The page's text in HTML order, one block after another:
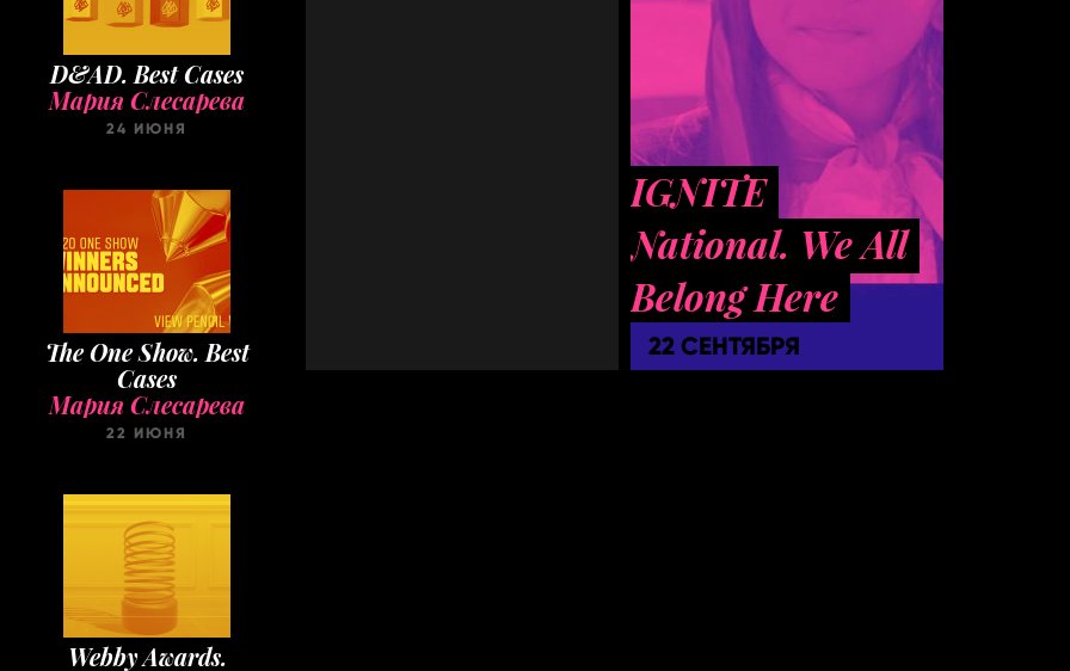
D&AD. Best Cases
Мария Слесарева
24 ИЮНЯ
The One Show. Best
Cases
Мария Слесарева
22 ИЮНЯ
Webby Awards.
IGNITE
National. We All
Belong Here
22 СЕНТЯБРЯ